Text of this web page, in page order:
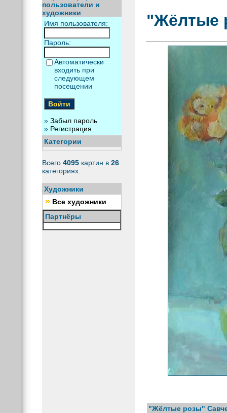
пользователи и
художники
Имя пользователя:
Пароль:
Автоматически
входить при
следующем
посещении
» Забыл пароль
» Регистрация
Категории
Всего 4095 картин в 26
категориях.
Художники
Все художники
Партнёры
"Жёлтые
"Жёлтые розы"